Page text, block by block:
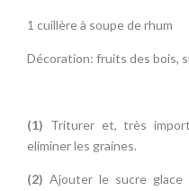
1 cuillère à soupe de rhum
Décoration: fruits des bois,
(1) Triturer et, très
eliminer les graines.
(2) Ajouter le sucre glace